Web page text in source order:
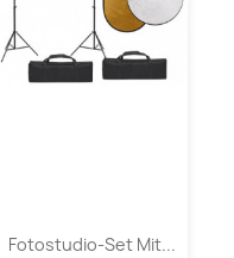
Fotostudio-Set Mit...